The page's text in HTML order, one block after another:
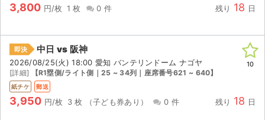
サイト情報
3,800 円/枚 1 枚 0 件 残り 18 日
即決 中日 vs 阪神
2026/08/25(火) 18:00 愛知 バンテリンドーム ナゴヤ
[詳細] 【R1塁側/ライト側｜25 ~ 34列｜座席番号621 ~ 640】
紙チケ 郵送
3,950 円/枚 3 枚 （子ども券あり） 0 件 残り 18 日
10